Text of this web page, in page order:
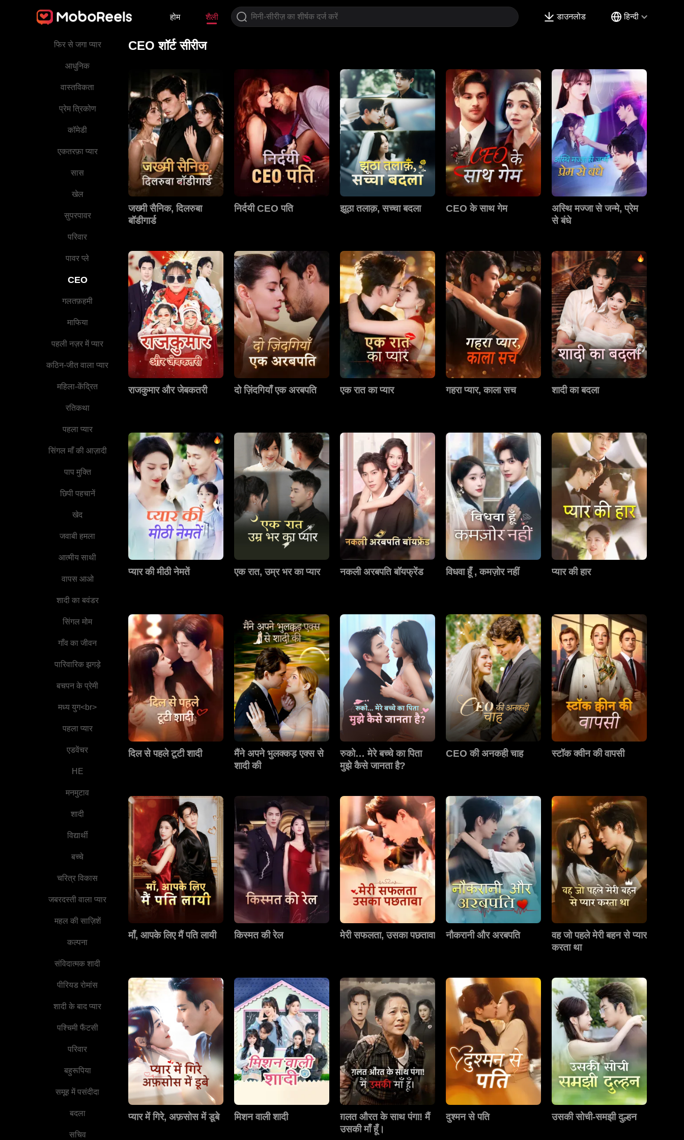
होम शैली डाउनलोड हिन्दी
वारिस
फिर से जगा प्यार
आधुनिक
वास्तविकता
प्रेम त्रिकोण
कॉमेडी
एकतरफ़ा प्यार
सास
खेल
सुपरपावर
परिवार
पावर प्ले
CEO
गलतफ़हमी
माफिया
पहली नज़र में प्यार
कठिन-जीत वाला प्यार
महिला-केंद्रित
रतिकथा
पहला प्यार
सिंगल माँ की आज़ादी
पाप मुक्ति
छिपी पहचानें
खेद
जवाबी हमला
आत्मीय साथी
वापस आओ
शादी का बवंडर
सिंगल मोम
गाँव का जीवन
पारिवारिक झगड़े
बचपन के प्रेमी
मध्य युग<br>
पहला प्यार
एडवेंचर
HE
मनमुटाव
शादी
विद्यार्थी
बच्चे
चरित्र विकास
जबरदस्ती वाला प्यार
महल की साज़िशें
कल्पना
संविदात्मक शादी
पीरियड रोमांस
शादी के बाद प्यार
पश्चिमी फैंटसी
परिवार
बहुरूपिया
समूह में पसंदीदा
बदला
सचिव
CEO शॉर्ट सीरीज
जख्मी सैनिक, दिलरुबा
बॉडीगार्ड
निर्दयी CEO पति झूठा तलाक़, सच्चा बदला CEO के साथ गेम
अस्थि मज्जा से जन्मे, प्रेम
से बंधे
राजकुमार और जेबकतरी दो ज़िंदगियाँ एक अरबपति एक रात का प्यार गहरा प्यार, काला सच शादी का बदला
प्यार की मीठी नेमतें एक रात, उम्र भर का प्यार नकली अरबपति बॉयफ्रेंड विधवा हूँ , कमज़ोर नहीं प्यार की हार
दिल से पहले टूटी शादी
मैंने अपने भुलक्कड़ एक्स से
शादी की
रुको… मेरे बच्चे का पिता
मुझे कैसे जानता है?
CEO की अनकही चाह स्टॉक क्वीन की वापसी
माँ, आपके लिए मैं पति लायी किस्मत की रेल मेरी सफलता, उसका पछतावा नौकरानी और अरबपति
वह जो पहले मेरी बहन से प्यार
करता था
प्यार में गिरे, अफ़सोस में डूबे मिशन वाली शादी
ग़लत औरत के साथ पंगा! मैं
उसकी माँ हूँ।
दुश्मन से पति उसकी सोची-समझी दुल्हन